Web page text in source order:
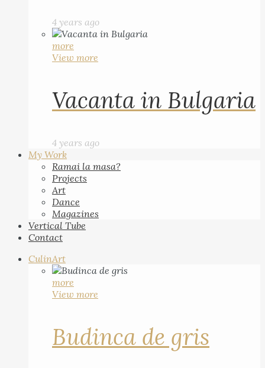
4 years ago
more
View more
Vacanta in Bulgaria
4 years ago
My Work
Ramai la masa?
Projects
Art
Dance
Magazines
Vertical Tube
Contact
CulinArt
more
View more
Budinca de gris